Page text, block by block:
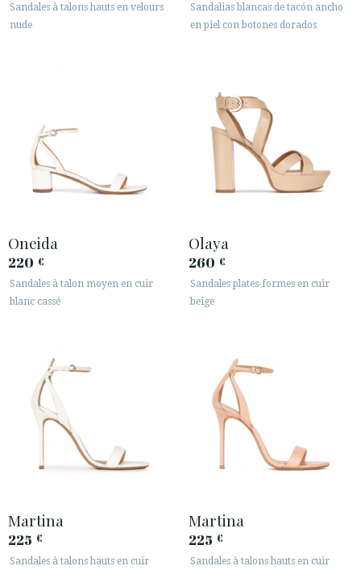
Sandales à talons hauts en velours
nude
Sandalias blancas de tacón ancho
en piel con botones dorados
Oneida
220 €
Sandales à talon moyen en cuir
blanc cassé
Olaya
260 €
Sandales plates-formes en cuir
beige
Martina
225 €
Sandales à talons hauts en cuir
Martina
225 €
Sandales à talons hauts en cuir